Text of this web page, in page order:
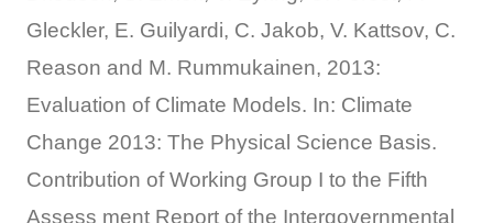
Gleckler, E. Guilyardi, C. Jakob, V. Kattsov, C.
Reason and M. Rummukainen, 2013:
Evaluation of Climate Models. In: Climate
Change 2013: The Physical Science Basis.
Contribution of Working Group I to the Fifth
Assess ment Report of the Intergovernmental